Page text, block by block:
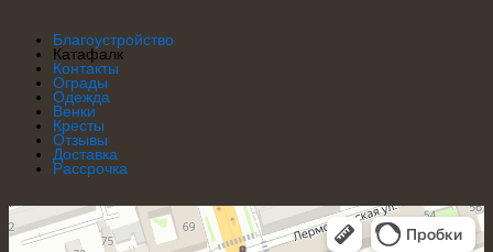
Благоустройство
Катафалк
Контакты
Ограды
Одежда
Венки
Кресты
Отзывы
Доставка
Рассрочка
Ритуал Регион
Ритуальные услуги в Ростове‑на‑Дону
Ритуальные принадлежности в Ростове‑на‑Дону